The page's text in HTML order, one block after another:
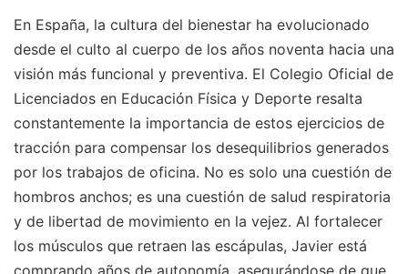
En España, la cultura del bienestar ha evolucionado
desde el culto al cuerpo de los años noventa hacia una
visión más funcional y preventiva. El Colegio Oficial de
Licenciados en Educación Física y Deporte resalta
constantemente la importancia de estos ejercicios de
tracción para compensar los desequilibrios generados
por los trabajos de oficina. No es solo una cuestión de
hombros anchos; es una cuestión de salud respiratoria
y de libertad de movimiento en la vejez. Al fortalecer
los músculos que retraen las escápulas, Javier está